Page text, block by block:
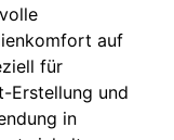
auf
für
Erstellung und
in